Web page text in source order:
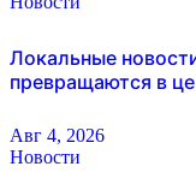
Локальные
превращаются в
Авг 4, 2026
Новости